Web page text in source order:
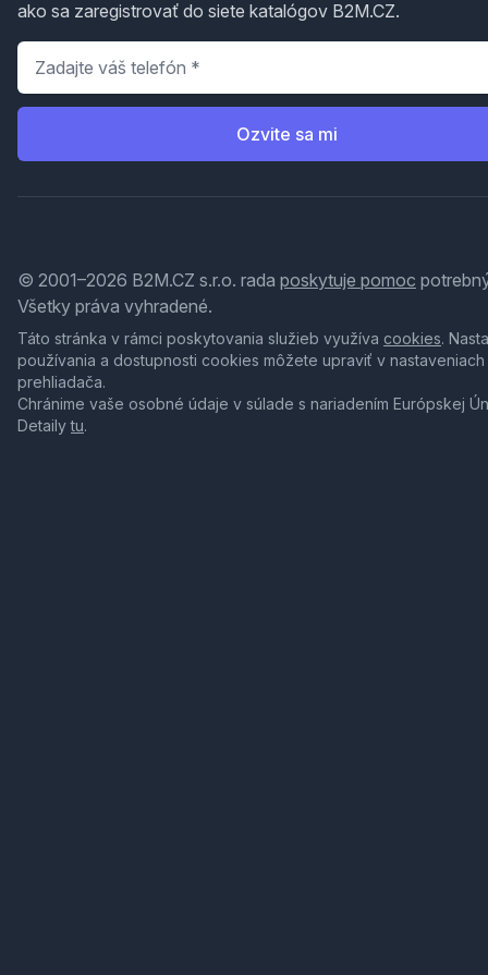
ako sa zaregistrovať do siete katalógov B2M.CZ.
Telefón
Ozvite sa mi
© 2001–2026 B2M.CZ s.r.o. rada poskytuje pomoc
Všetky práva vyhradené.
Táto stránka v rámci poskytovania služieb využíva cookies.
používania a dostupnosti cookies môžete upraviť v nastaveniach
prehliadača.
Chránime vaše osobné údaje v súlade s nariadením Európskej
Detailytu.